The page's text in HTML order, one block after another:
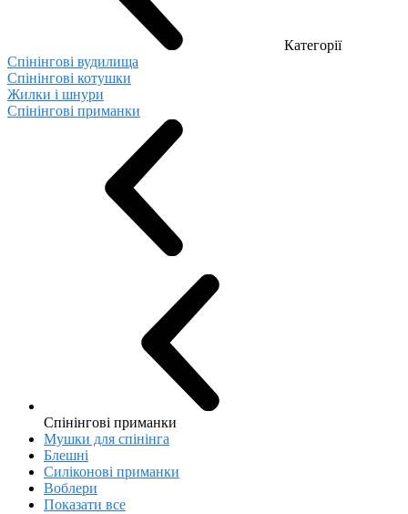
Категорії
Спінінгові вудилища
Спінінгові котушки
Жилки і шнури
Спінінгові приманки
Спінінгові приманки
Мушки для спінінга
Блешні
Cиліконові приманки
Воблери
Показати все